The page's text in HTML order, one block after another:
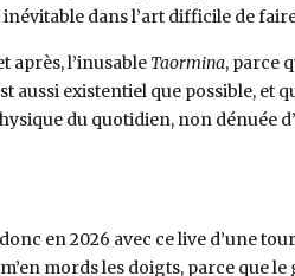
dans l’art difficile de
après, l’inusable Taormina, parce
aussi existentiel que possible, et
du quotidien, non dénuée
en 2026 avec ce live d’une
mords les doigts, parce que